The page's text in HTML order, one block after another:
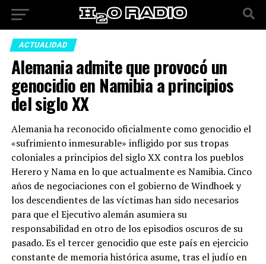
ACTUALIDAD
Alemania admite que provocó un
genocidio en Namibia a principios
del siglo XX
Alemania ha reconocido oficialmente como genocidio el
«sufrimiento inmesurable» infligido por sus tropas
coloniales a principios del siglo XX contra los pueblos
Herero y Nama en lo que actualmente es Namibia. Cinco
años de negociaciones con el gobierno de Windhoek y
los descendientes de las víctimas han sido necesarios
para que el Ejecutivo alemán asumiera su
responsabilidad en otro de los episodios oscuros de su
pasado. Es el tercer genocidio que este país en ejercicio
constante de memoria histórica asume, tras el judío en